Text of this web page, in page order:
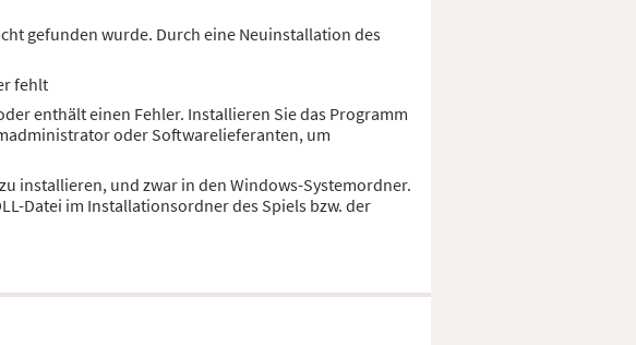
gefunden wurde. Durch eine Neuinstallation des
fehlt
enthält einen Fehler. Installieren Sie das Programm
oder Softwarelieferanten, um
installieren, und zwar in den Windows-Systemordner.
Datei im Installationsordner des Spiels bzw. der